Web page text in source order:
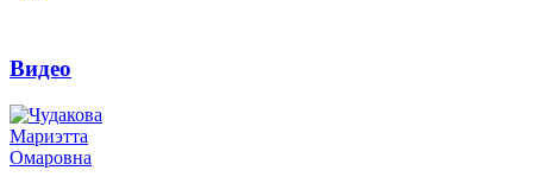
Видео